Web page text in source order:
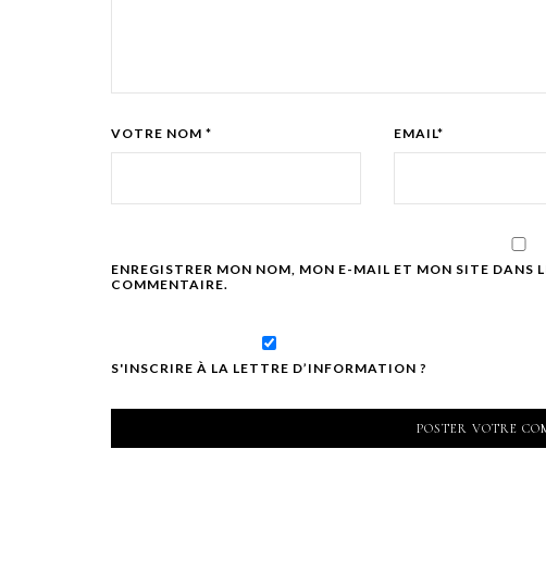
VOTRE NOM * EMAIL*
ENREGISTRER MON NOM, MON E-MAIL ET MON SITE DANS
COMMENTAIRE.
S'INSCRIRE À LA LETTRE D’INFORMATION ?